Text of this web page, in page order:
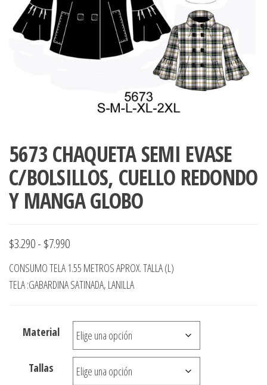
accumark ,
pdf , Moldes
Gerber ,
Graduaciones,
Ploteo y
Digitalización
accumark,
Moldes en
pdf, Moldes
Accumark
Gerber,
5673 CHAQUETA SEMI EVASE
C/BOLSILLOS, CUELLO REDONDO
Y MANGA GLOBO
$3.290- $7.990Rango
de
precios:
$3.290
hasta
$7.990
CONSUMO TELA 1.55 METROS APROX. TALLA (L)
TELA :GABARDINA SATINADA, LANILLA
Material
Tallas